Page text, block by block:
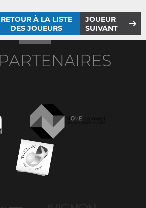
RETOUR À LA LISTE
DES JOUEURS
JOUEUR
SUIVANT